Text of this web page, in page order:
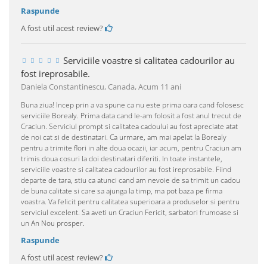
Raspunde
A fost util acest review?
Serviciile voastre si calitatea cadourilor au
fost ireprosabile.
Daniela Constantinescu, Canada,Acum 11 ani
Buna ziua! Incep prin a va spune ca nu este prima oara cand folosesc
serviciile Borealy. Prima data cand le-am folosit a fost anul trecut de
Craciun. Serviciul prompt si calitatea cadoului au fost apreciate atat
de noi cat si de destinatari. Ca urmare, am mai apelat la Borealy
pentru a trimite flori in alte doua ocazii, iar acum, pentru Craciun am
trimis doua cosuri la doi destinatari diferiti. In toate instantele,
serviciile voastre si calitatea cadourilor au fost ireprosabile. Fiind
departe de tara, stiu ca atunci cand am nevoie de sa trimit un cadou
de buna calitate si care sa ajunga la timp, ma pot baza pe firma
voastra. Va felicit pentru calitatea superioara a produselor si pentru
serviciul excelent. Sa aveti un Craciun Fericit, sarbatori frumoase si
un An Nou prosper.
Raspunde
A fost util acest review?